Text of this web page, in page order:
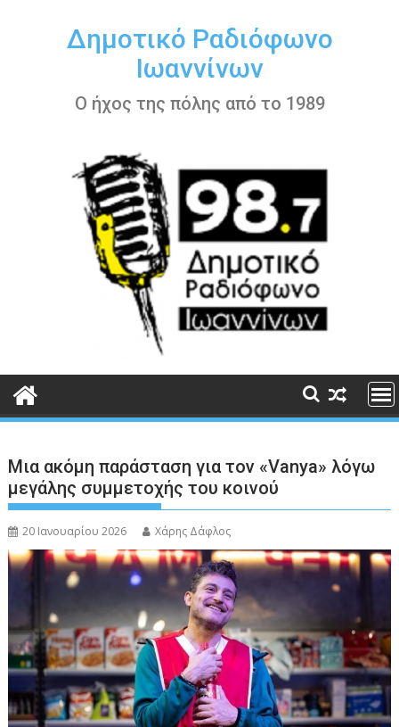
περιεχόμενοΔημοτικό Ραδιόφωνο
Ιωαννίνων
Ο ήχος της πόλης από το 1989
Μια ακόμη παράσταση για τον «Vanya» λόγω
μεγάλης συμμετοχής του κοινού
20 Ιανουαρίου 2026 Χάρης Δάφλος